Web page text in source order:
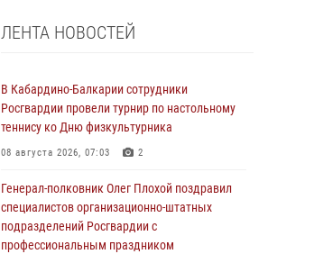
ЛЕНТА НОВОСТЕЙ
В Кабардино-Балкарии сотрудники
Росгвардии провели турнир по настольному
теннису ко Дню физкультурника
08 августа 2026, 07:03 2
Генерал-полковник Олег Плохой поздравил
специалистов организационно-штатных
подразделений Росгвардии с
профессиональным праздником